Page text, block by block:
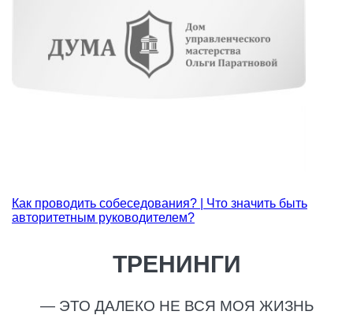
Как проводить собеседования? | Что значить быть
авторитетным руководителем?
ТРЕНИНГИ
— ЭТО ДАЛЕКО НЕ ВСЯ МОЯ ЖИЗНЬ